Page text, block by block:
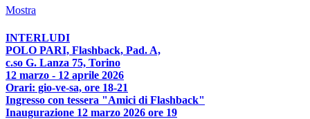
Mostra
INTERLUDI
POLO PARI, Flashback, Pad. A,
c.so G. Lanza 75, Torino
12 marzo - 12 aprile 2026
Orari: gio-ve-sa, ore 18-21
Ingresso con tessera "Amici di Flashback"
Inaugurazione 12 marzo 2026 ore 19